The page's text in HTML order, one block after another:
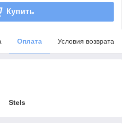
Купить
Оплата Условия возврата
Stels